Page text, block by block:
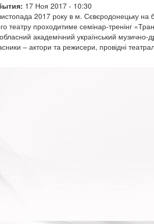
17 Ноя 2017 - 10:30
2017 року в м. Сєвєродонецьку на
театру проходитиме семінар-тренінг
академічний український музично-
– актори та режисери, провідні